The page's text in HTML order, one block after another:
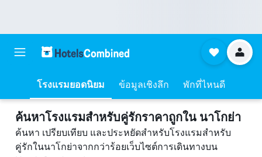
โรงแรมยอดนิยม ข้อมูลเชิงลึก พักที่ไหนดี
ค้นหาโรงแรมสำหรับคู่รักราคาถูกใน นาโกย่า
ค้นหา เปรียบเทียบ และประหยัดสำหรับโรงแรมสำหรับ
คู่รักในนาโกย่าจากกว่าร้อยเว็บไซต์การเดินทางบน